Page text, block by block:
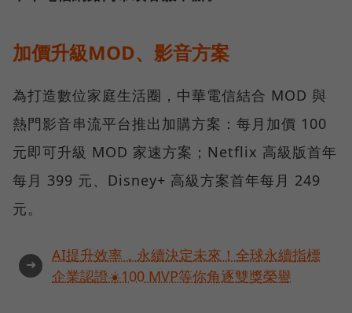
加價升級MOD、影音方案
為打造數位家庭生活圈，中華電信結合 MOD 與
熱門影音串流平台推出加購方案：每月加價 100
元即可升級 MOD 家速方案；Netflix 高級版首年
每月 399 元、Disney+ 高級方案首年每月 249
元。
➜
AI提升效率，永續決定未來！全球永續指標
企業認證☀️100 MVP等你角逐雙獎榮譽